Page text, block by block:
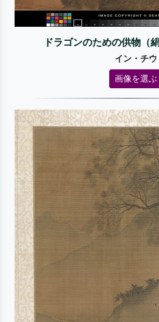
ドラゴンのための供物（
イン・チウ
画像を選ぶ